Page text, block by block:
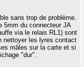
sans trop de problème.
5mm du connecteur JA
via le relais RL1) sont
nettoyer les lyres contact
mâles sur la carte et si
"dur".